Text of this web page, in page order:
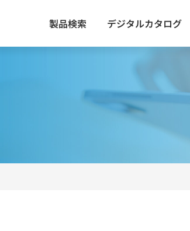
製品検索 デジタルカタログ